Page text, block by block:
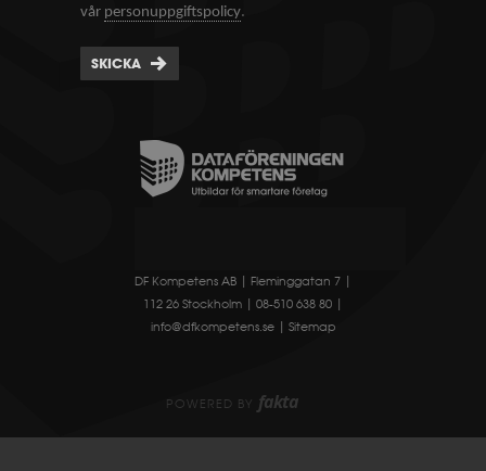
vår personuppgiftspolicy.
SKICKA
DF Kompetens AB | Fleminggatan 7 |
112 26 Stockholm | 08-510 638 80 |
info@dfkompetens.se| Sitemap
POWERED BY fakta